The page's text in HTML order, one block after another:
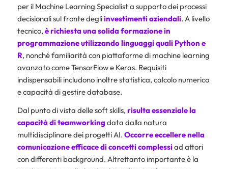
per il Machine Learning Specialist a supporto dei processi
decisionali sul fronte degliinvestimenti aziendali. A livello
tecnico, è richiesta una solida formazione in
programmazione utilizzando linguaggi quali Python e
R, nonché familiarità con piattaforme di machine learning
avanzato come TensorFlow e Keras. Requisiti
indispensabili includono inoltre statistica, calcolo numerico
e capacità di gestire database.
Dal punto di vista delle soft skills, risulta essenziale la
capacità di teamworking data dalla natura
multidisciplinare dei progetti AI. Occorre eccellere nella
comunicazione efficace di concetti complessiad attori
con differenti background. Altrettanto importante è la